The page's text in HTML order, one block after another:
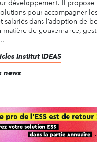
développement. Il propose
pour accompagner les
salariés dans l’adoption de
matière de gouvernance,
Institut IDEAS
news